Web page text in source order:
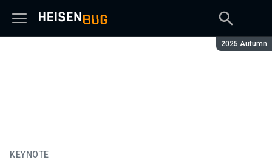
Сезон:
2025 Autumn
KEYNOTE